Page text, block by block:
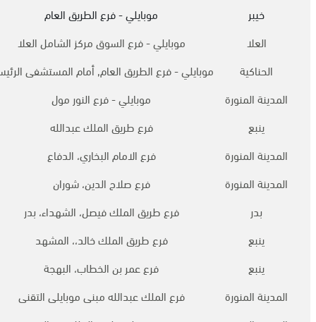
خيبر
موبايلي - فرع الطريق العام
العلا
موبايلي - فرع السوق مركز الشامل العلا
الحناكية
موبايلي - فرع الطريق العام, أمام المستشفى
المدينة المنورة
موبايلي - فرع النور مول
ينبع
فرع طريق الملك عبدالله
المدينة المنورة
فرع الامام البخاري، الدفاع
المدينة المنورة
فرع صلاح الدين، شوران
بدر
فرع طريق الملك فيصل، الشهداء، بدر
ينبع
فرع طريق الملك خالد،، المشهد
ينبع
فرع عمر بن الخطاب، البهجة
المدينة المنورة
فرع الملك عبدالله مبنى موبايلى التقنى